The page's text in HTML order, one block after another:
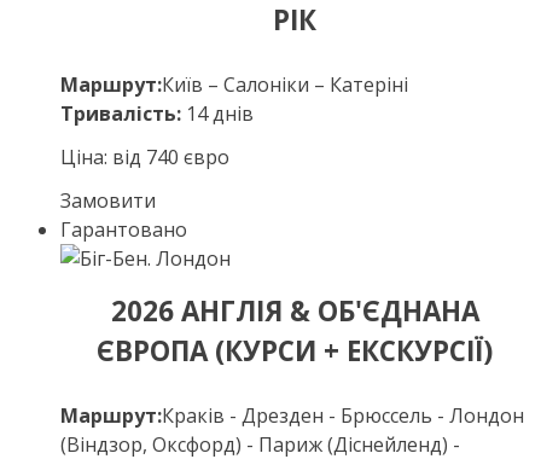
РІК
Маршрут:Київ – Салоніки – Катеріні
Тривалість: 14 днів
Ціна: від 740 євро
Замовити
Гарантовано
2026 АНГЛІЯ & ОБ'ЄДНАНА
ЄВРОПА (КУРСИ + ЕКСКУРСІЇ)
Маршрут:Краків - Дрезден - Брюссель - Лондон
(Віндзор, Оксфорд) - Париж (Діснейленд) -